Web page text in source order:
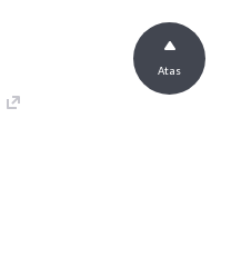
Atas